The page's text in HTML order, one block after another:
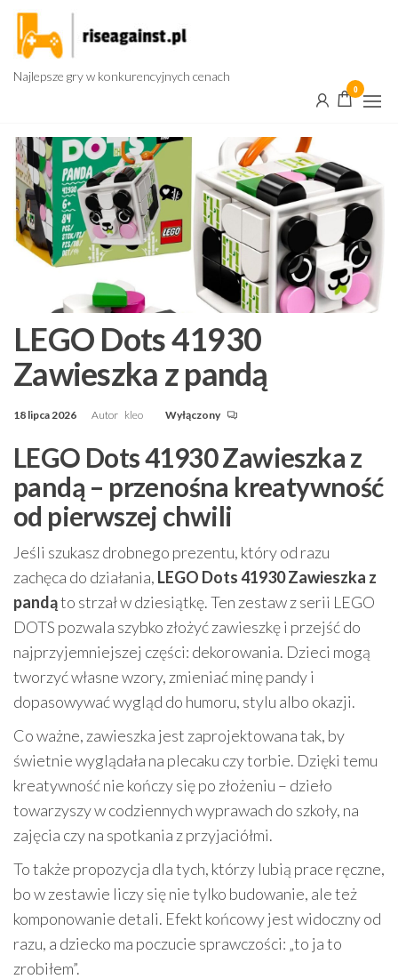
Przejdź
treści
Najlepsze gry w konkurencyjnych cenach
0
LEGO Dots 41930
Zawieszka z pandą
18 lipca 2026 Autor kleo Wyłączony
LEGO Dots 41930 Zawieszka z
pandą – przenośna kreatywność
od pierwszej chwili
Jeśli szukasz drobnego prezentu, który od razu
zachęca do działania, LEGO Dots 41930 Zawieszka z
pandąto strzał w dziesiątkę. Ten zestaw z serii LEGO
DOTS pozwala szybko złożyć zawieszkę i przejść do
najprzyjemniejszej części: dekorowania. Dzieci mogą
tworzyć własne wzory, zmieniać minę pandy i
dopasowywać wygląd do humoru, stylu albo okazji.
Co ważne, zawieszka jest zaprojektowana tak, by
świetnie wyglądała na plecaku czy torbie. Dzięki temu
kreatywność nie kończy się po złożeniu – dzieło
towarzyszy w codziennych wyprawach do szkoły, na
zajęcia czy na spotkania z przyjaciółmi.
To także propozycja dla tych, którzy lubią prace ręczne,
bo w zestawie liczy się nie tylko budowanie, ale też
komponowanie detali. Efekt końcowy jest widoczny od
razu, a dziecko ma poczucie sprawczości: „to ja to
zrobiłem”.